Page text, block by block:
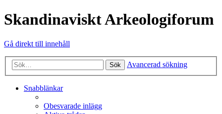
Skandinaviskt Arkeologiforum
Gå direkt till innehåll
Sök Avancerad sökning
Snabblänkar
Obesvarade inlägg